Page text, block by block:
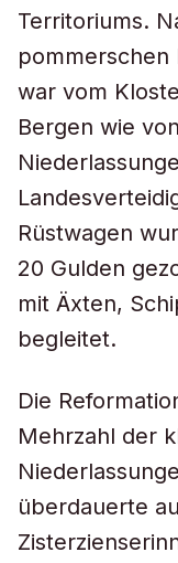
Territoriums.
pommerschen
war vom
Bergen wie
Rüstwagen
20 Gulden
mit Äxten,
begleitet.
Die
Mehrzahl der
überdauerte